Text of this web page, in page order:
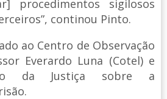
procedimentos sigilosos
continou Pinto.
ao Centro de Observação
Everardo Luna (Cotel) e
da Justiça sobre a